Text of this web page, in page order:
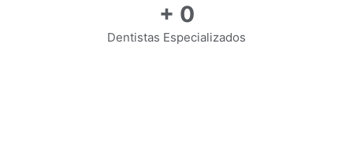
+ 0
Dentistas Especializados